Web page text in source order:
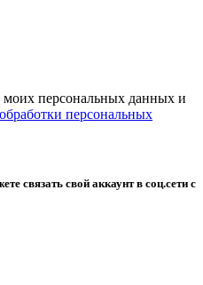
моих персональных данных и
персональных
связать свой аккаунт в соц.сети с